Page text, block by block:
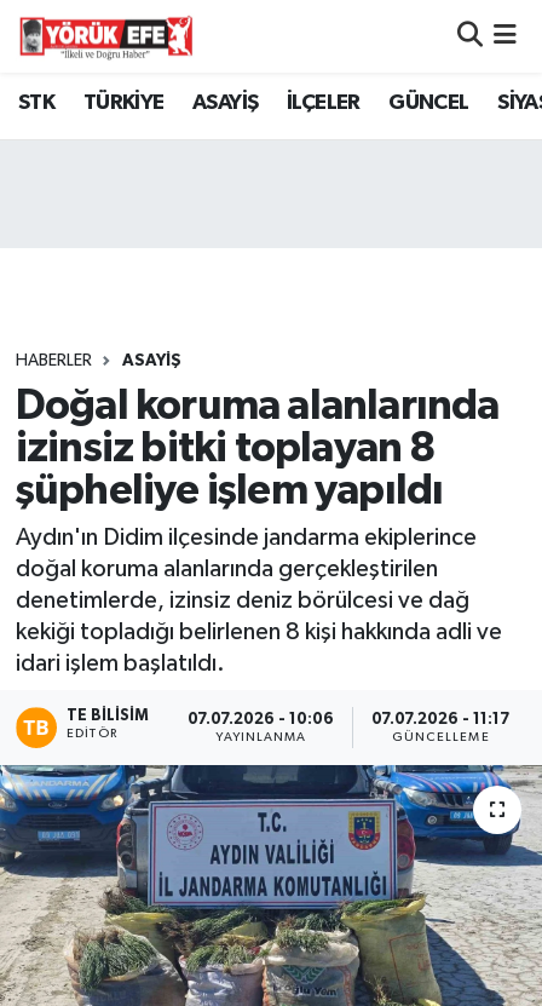
STK TÜRKİYE ASAYİŞ İLÇELER GÜNCEL
HABERLER ASAYİŞ
Doğal koruma alanlarında
izinsiz bitki toplayan 8
şüpheliye işlem yapıldı
Aydın'ın Didim ilçesinde jandarma ekiplerince
doğal koruma alanlarında gerçekleştirilen
denetimlerde, izinsiz deniz börülcesi ve dağ
kekiği topladığı belirlenen 8 kişi hakkında adli ve
idari işlem başlatıldı.
TE BILISIM
EDITÖR
07.07.2026 - 10:06
YAYINLANMA
07.07.2026 - 11:17
GÜNCELLEME
Aydın Nöbetçi Eczaneler
Tüm Manşetler
Son Dakika Haberleri
Haber Arşivi